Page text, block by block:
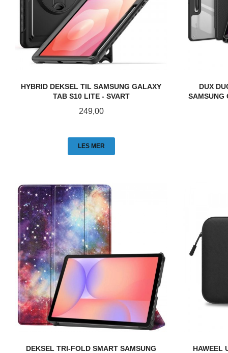
HYBRID DEKSEL TIL SAMSUNG GALAXY
TAB S10 LITE - SVART
Pris
249,00
LES MER
DUX
SAMSUNG
DEKSEL TRI-FOLD SMART SAMSUNG
HAWEEL